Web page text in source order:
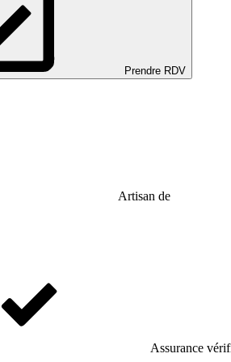
Prendre RDV
Artisan de
Assurance